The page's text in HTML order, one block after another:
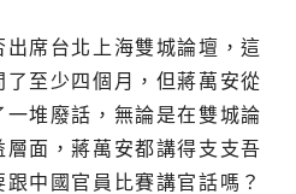
席台北上海雙城論壇，這
至少四個月，但蔣萬安從
堆廢話，無論是在雙城論
面，蔣萬安都講得支支吾
中國官員比賽講官話嗎？